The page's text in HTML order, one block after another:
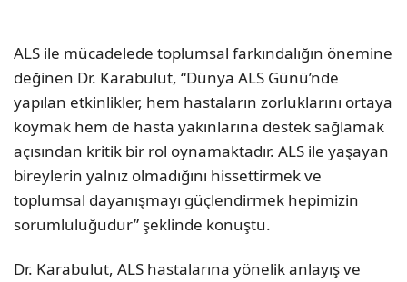
ALS ile mücadelede toplumsal farkındalığın önemine
değinen Dr. Karabulut, “Dünya ALS Günü’nde
yapılan etkinlikler, hem hastaların zorluklarını ortaya
koymak hem de hasta yakınlarına destek sağlamak
açısından kritik bir rol oynamaktadır. ALS ile yaşayan
bireylerin yalnız olmadığını hissettirmek ve
toplumsal dayanışmayı güçlendirmek hepimizin
sorumluluğudur” şeklinde konuştu.
Dr. Karabulut, ALS hastalarına yönelik anlayış ve